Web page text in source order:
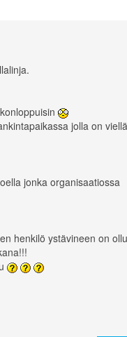
jolla on viellä
jonka organisaatiossa
henkilö ystävineen on